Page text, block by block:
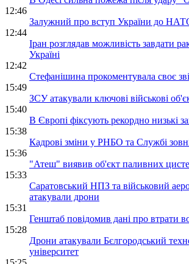
12:46
Залужний про вступ України до
12:44
Іран розглядав можливість завдати
Україні
12:42
Стефанішина прокоментувала своє
15:49
ЗСУ атакували ключові військові
15:40
В Європі фіксують рекордно низькі
15:38
Кадрові зміни у РНБО та Службі
15:36
"Атеш" виявив об'єкт паливних
15:33
Саратовський НПЗ та військовий
атакували дрони
15:31
Генштаб повідомив дані про втрати
15:28
Дрони атакували Бєлгородський
університет